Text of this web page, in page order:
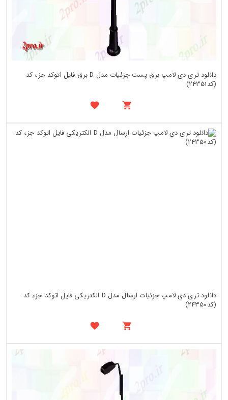
دانلود تری دی لامپ برق پست جزئیات مدل D برق فایل اتوکد جزء کد
(کد24351)
دانلود تری دی لامپ جزئیات ارسال مدل D الکتریکی فایل اتوکد جزء کد
(کد24350)